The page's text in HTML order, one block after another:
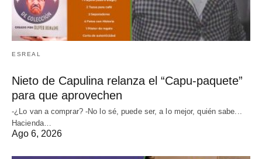
ESREAL
Nieto de Capulina relanza el “Capu-paquete”
para que aprovechen
-¿Lo van a comprar? -No lo sé, puede ser, a lo mejor, quién sabe...
Hacienda…
Ago 6, 2026